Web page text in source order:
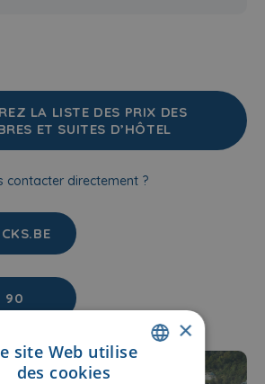
LA LISTE DES PRIX DES
ET SUITES D’HÔTEL
contacter directement ?
90
×
site Web utilise
des cookies